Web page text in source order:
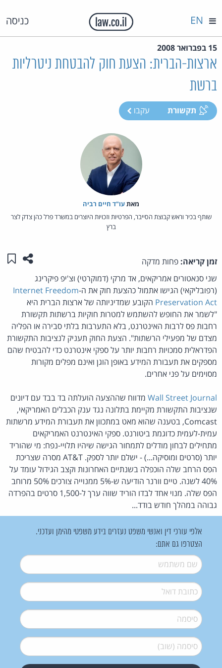
כניסה EN
15 בפברואר 2008
ארצות-הברית: הצעת חוק להבטחת ניטרליות
ברשת
תקשורת עקבו
מאת‏עו"ד חיים רביה
שותף בכיר וראש קבוצת הסייבר, הפרטיות וזכויות היוצרים במשרד פרל כהן צדק לצר
ברץ
זמן קריאה: פחות מדקה שתפו
שני סנאטורים אמריקאים, אד מרקי (דמוקרטי) וצ'יפ פיקרינג
(רפובליקאי) הגישו אתמול כהצעת חוק את ה-Internet Freedom
Preservation Act הקובע שמדיניותה של ארצות הברית היא
"לשמר את החופש להשתמש למטרות חוקיות ברשתות תקשורת
רחבות פס לרבות האינטרנט, בלא התערבות בלתי סבירה או הפליה
מצדם של מפעילי הרשתות". הצעת החוק תעניק לנציבות התקשורת
הפדראלית סמכויות רחבות יותר על ספקי אינטרנט כדי להבטיח שהם
מספקים את תעבורת המידע באופן הוגן ואינם מפלים מקורות
מסוימים על פני אחרים.
Wall Street Journal מדווח שההצעה הועלתה בד בבד עם דיונים
שנציבות התקשורת מקיימת בתלונה נגד ענק הכבלים האמריקאי,
Comcast, בטענה שהוא מאט במתכוון את תעבורת המידע מרשתות
עמית-לעמית כדוגמת ביטורנט. ספקי האינטרנט האמריקאים
מתחילים לבחון מודלים לתמחור הגישה שיהיו תלויי-נפח: מי שהוריד
יותר (סרטים ומוסיקה...) - ישלם יותר לספק. AT&T מסרה שצריכת
הפס הרחב שלה הוכפלה בשנתיים האחרונות וקצב הגידול עומד על
40% לשנה. טיים וורנר הודיעה ש-5% ממנוייה צורכים 50% מרוחב
הפס שלה. מנוי אחד לבדו הוריד שווה ערך ל-1,500 סרטים בהפרדה
גבוהה במהלך חודש בודד...
אלפי עורכי דין ואנשי משפט נעזרים בידע משפטי מהימן ועדכני.
הצטרפו גם אתם:
שם משתמש*
דואל*
סיסמה*
סיסמה (שוב)*